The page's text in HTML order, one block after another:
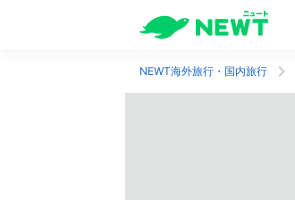
NEWT海外旅行・国内旅行